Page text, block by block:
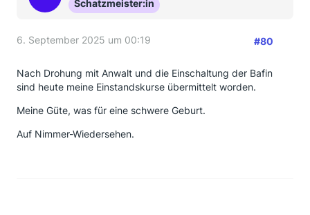
Schatzmeister:in
6. September 2025 um 00:19 #80
Nach Drohung mit Anwalt und die Einschaltung der Bafin
sind heute meine Einstandskurse übermittelt worden.
Meine Güte, was für eine schwere Geburt.
Auf Nimmer-Wiedersehen.